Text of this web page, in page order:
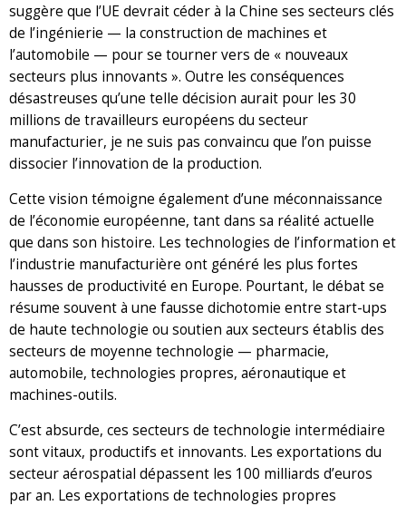
suggère que l’UE devrait céder à la Chine ses secteurs clés
de l’ingénierie — la construction de machines et
l’automobile — pour se tourner vers de « nouveaux
secteurs plus innovants ». Outre les conséquences
désastreuses qu’une telle décision aurait pour les 30
millions de travailleurs européens du secteur
manufacturier, je ne suis pas convaincu que l’on puisse
dissocier l’innovation de la production.
Cette vision témoigne également d’une méconnaissance
de l’économie européenne, tant dans sa réalité actuelle
que dans son histoire. Les technologies de l’information et
l’industrie manufacturière ont généré les plus fortes
hausses de productivité en Europe. Pourtant, le débat se
résume souvent à une fausse dichotomie entre start-ups
de haute technologie ou soutien aux secteurs établis des
secteurs de moyenne technologie — pharmacie,
automobile, technologies propres, aéronautique et
machines-outils.
C’est absurde, ces secteurs de technologie intermédiaire
sont vitaux, productifs et innovants. Les exportations du
secteur aérospatial dépassent les 100 milliards d’euros
par an. Les exportations de technologies propres